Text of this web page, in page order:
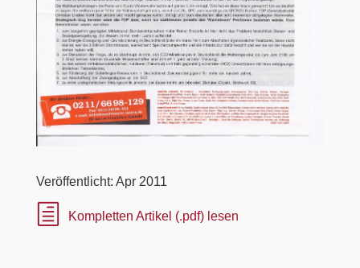
Veröffentlicht: Apr 2011
h Kompletten Artikel (.pdf) lesen